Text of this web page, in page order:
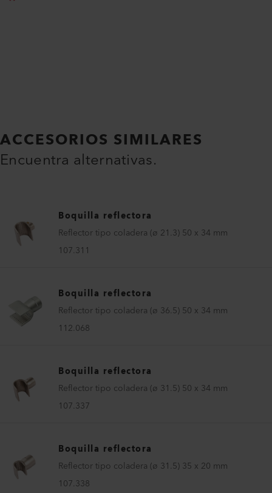
ACCESORIOS SIMILARES
Encuentra alternativas.
Boquilla reflectora
Reflector tipo coladera (ø 21.3) 50 x 34 mm
107.311
Boquilla reflectora
Reflector tipo coladera (ø 36.5) 50 x 34 mm
112.068
Boquilla reflectora
Reflector tipo coladera (ø 31.5) 50 x 34 mm
107.337
Boquilla reflectora
Reflector tipo coladera (ø 31.5) 35 x 20 mm
107.338